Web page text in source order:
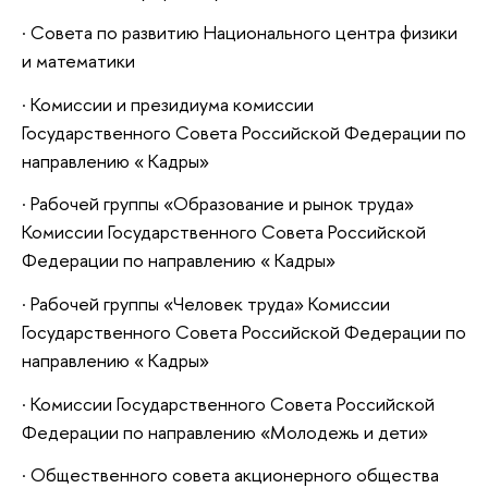
· Совета по развитию Национального центра физики
и математики
· Комиссии и президиума комиссии
Государственного Совета Российской Федерации по
направлению « Кадры»
· Рабочей группы «Образование и рынок труда»
Комиссии Государственного Совета Российской
Федерации по направлению « Кадры»
· Рабочей группы «Человек труда» Комиссии
Государственного Совета Российской Федерации по
направлению « Кадры»
· Комиссии Государственного Совета Российской
Федерации по направлению «Молодежь и дети»
· Общественного совета акционерного общества